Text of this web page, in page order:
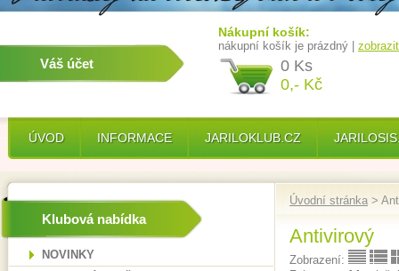
Váš účet
Nákupní košík:
nákupní košík je prázdný |
0 Ks
0,- Kč
ÚVOD INFORMACE JARILOKLUB.CZ
Klubová nabídka
NOVINKY
Úvodní stránka >
Antivirový
Zobrazení: